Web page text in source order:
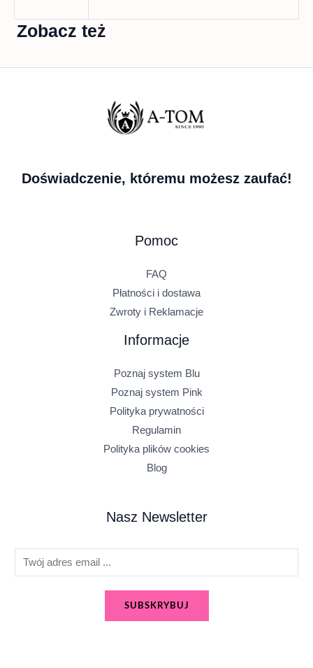
Zobacz też
Doświadczenie, któremu możesz zaufać!
Pomoc
FAQ
Płatności i dostawa
Zwroty i Reklamacje
Informacje
Poznaj system Blu
Poznaj system Pink
Polityka prywatności
Regulamin
Polityka plików cookies
Blog
Nasz Newsletter
m
SUBSKRYBUJ